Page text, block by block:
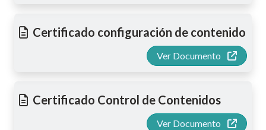
Certificado configuración de contenido
Ver Documento
Certificado Control de Contenidos
Ver Documento